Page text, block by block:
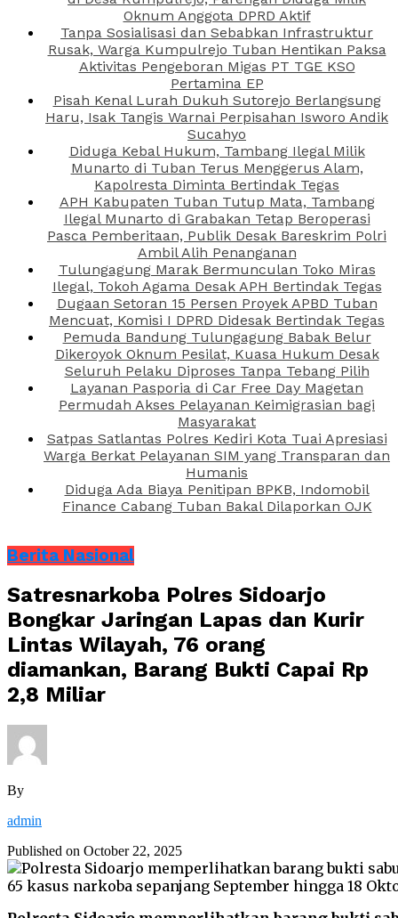
Oknum Anggota DPRD Aktif
Tanpa Sosialisasi dan Sebabkan Infrastruktur
Rusak, Warga Kumpulrejo Tuban Hentikan Paksa
Aktivitas Pengeboran Migas PT TGE KSO
Pertamina EP
Pisah Kenal Lurah Dukuh Sutorejo Berlangsung
Haru, Isak Tangis Warnai Perpisahan Isworo Andik
Sucahyo
Diduga Kebal Hukum, Tambang Ilegal Milik
Munarto di Tuban Terus Menggerus Alam,
Kapolresta Diminta Bertindak Tegas
APH Kabupaten Tuban Tutup Mata, Tambang
Ilegal Munarto di Grabakan Tetap Beroperasi
Pasca Pemberitaan, Publik Desak Bareskrim Polri
Ambil Alih Penanganan
Tulungagung Marak Bermunculan Toko Miras
Ilegal, Tokoh Agama Desak APH Bertindak Tegas
Dugaan Setoran 15 Persen Proyek APBD Tuban
Mencuat, Komisi I DPRD Didesak Bertindak Tegas
Pemuda Bandung Tulungagung Babak Belur
Dikeroyok Oknum Pesilat, Kuasa Hukum Desak
Seluruh Pelaku Diproses Tanpa Tebang Pilih
Layanan Pasporia di Car Free Day Magetan
Permudah Akses Pelayanan Keimigrasian bagi
Masyarakat
Satpas Satlantas Polres Kediri Kota Tuai Apresiasi
Warga Berkat Pelayanan SIM yang Transparan dan
Humanis
Diduga Ada Biaya Penitipan BPKB, Indomobil
Finance Cabang Tuban Bakal Dilaporkan OJK
Berita Nasional
Satresnarkoba Polres Sidoarjo
Bongkar Jaringan Lapas dan Kurir
Lintas Wilayah, 76 orang
diamankan, Barang Bukti Capai Rp
2,8 Miliar
By
admin
Published on October 22, 2025